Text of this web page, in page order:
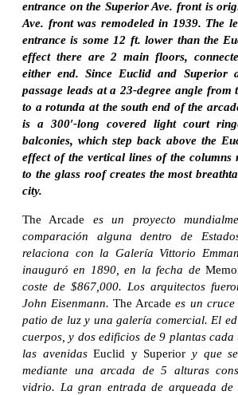
entrance on the Superior Ave. front is
Ave. front was remodeled in 1939. The
entrance is some 12 ft. lower than the
effect there are 2 main floors,
either end. Since Euclid and Superior
passage leads at a 23-degree angle from
to a rotunda at the south end of the
is a 300′-long covered light court
balconies, which step back above the
effect of the vertical lines of the columns
to the glass roof creates the most
city.
The Arcade es un proyecto
comparación alguna dentro de
relaciona con la Galería Vittorio
inauguró en 1890, en la fecha de
coste de $867,000. Los arquitectos
John Eisenmann.The Arcadees un
patio de luz y una galería comercial. El
cuerpos, y dos edificios de 9 plantas cada
las avenidasEuclid y Superior y que
mediante una arcada de 5 alturas
vidrio. La gran entrada de arqueada de